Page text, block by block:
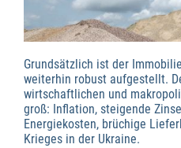
Grundsätzlich ist der
weiterhin robust aufgestellt.
wirtschaftlichen und
groß: Inflation, steigende
Energiekosten, brüchige
Krieges in der Ukraine.